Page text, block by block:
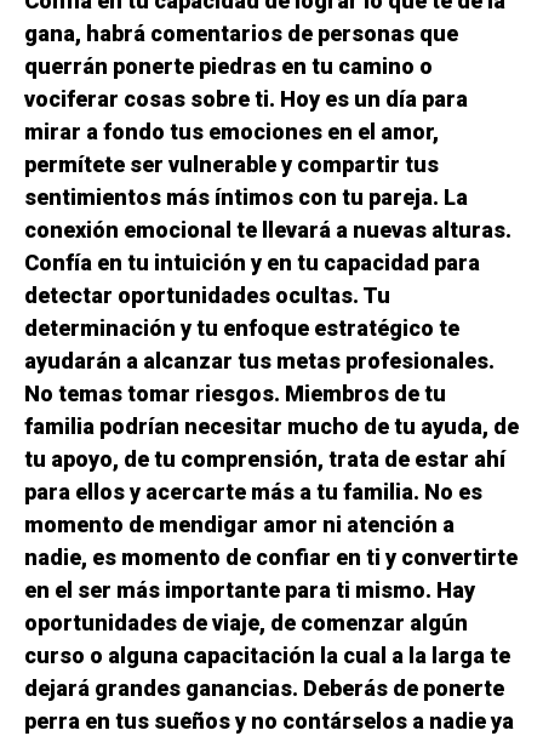
gana, habrá comentarios de personas que
querrán ponerte piedras en tu camino o
vociferar cosas sobre ti. Hoy es un día para
mirar a fondo tus emociones en el amor,
permítete ser vulnerable y compartir tus
sentimientos más íntimos con tu pareja. La
conexión emocional te llevará a nuevas alturas.
Confía en tu intuición y en tu capacidad para
detectar oportunidades ocultas. Tu
determinación y tu enfoque estratégico te
ayudarán a alcanzar tus metas profesionales.
No temas tomar riesgos. Miembros de tu
familia podrían necesitar mucho de tu ayuda, de
tu apoyo, de tu comprensión, trata de estar ahí
para ellos y acercarte más a tu familia. No es
momento de mendigar amor ni atención a
nadie, es momento de confiar en ti y convertirte
en el ser más importante para ti mismo. Hay
oportunidades de viaje, de comenzar algún
curso o alguna capacitación la cual a la larga te
dejará grandes ganancias. Deberás de ponerte
perra en tus sueños y no contárselos a nadie ya